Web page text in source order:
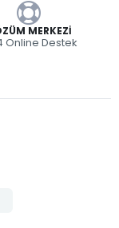
MERKEZI
Online Destek